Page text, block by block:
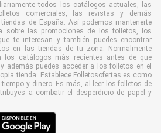
todos los catálogos actuales, las
comerciales, las revistas y demás
de España. Así podemos mantenerte
sobre las promociones de los folletos, los
te interesan y también puedes encontrar
en las tiendas de tu zona. Normalmente
los catálogos más recientes antes de que
además puedes acceder a los folletos en el
tienda. Establece Folletosofertas.es como
y dinero. Es más, al leer los folletos de
a combatir el desperdicio de papel y